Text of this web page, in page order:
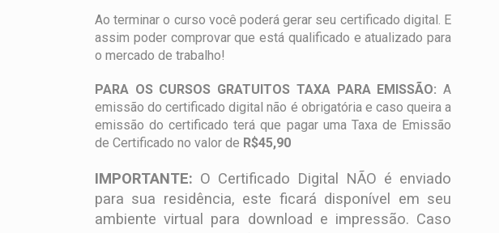
Ao terminar o curso você poderá gerar seu certificado digital. E
assim poder comprovar que está qualificado e atualizado para
o mercado de trabalho!
PARA OS CURSOS GRATUITOS TAXA PARA EMISSÃO: A
emissão do certificado digital não é obrigatória e caso queira a
emissão do certificado terá que pagar uma Taxa de Emissão
de Certificado no valor de R$45,90
IMPORTANTE: O Certificado Digital NÃO é enviado
para sua residência, este ficará disponível em seu
ambiente virtual para download e impressão. Caso